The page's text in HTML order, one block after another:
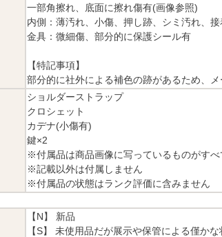
一部角擦れ、底面に擦れ傷有(画像参照)
内側：薄汚れ、小傷、押し跡、シミ汚れ、
金具：微細傷、部分的に保護シール有
【特記事項】
部分的に社外による補色の跡があるため、
ショルダーストラップ
クロシェット
カデナ(小傷有)
鍵×2
※付属品は商品画像に写っているものがすべ
※記載以外は付属しません
※付属品の状態はランク評価に含みません
【N】 新品
【S】 未使用品だが展示や保管による僅か